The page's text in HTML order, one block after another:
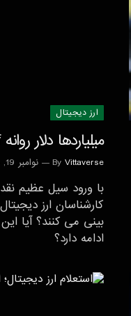
ارز دیجیتال
میلیاردها دلار روانه etf بیت کوین و اتریوم شد!
By Vittaverse نوامبر 19, 2024
کارشناسان ارز
بینی می کنند؟ آیا
ادامه دارد؟